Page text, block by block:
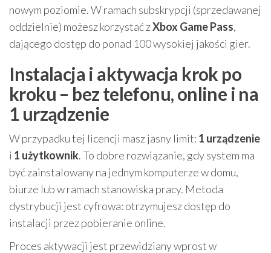
nowym poziomie. W ramach subskrypcji (sprzedawanej
oddzielnie) możesz korzystać zXbox Game Pass,
dającego dostęp do ponad 100 wysokiej jakości gier.
Instalacja i aktywacja krok po
kroku – bez telefonu, online i na
1 urządzenie
W przypadku tej licencji masz jasny limit: 1 urządzenie
i 1 użytkownik. To dobre rozwiązanie, gdy system ma
być zainstalowany na jednym komputerze w domu,
biurze lub w ramach stanowiska pracy. Metoda
dystrybucji jest cyfrowa: otrzymujesz dostęp do
instalacji przez pobieranie online.
Proces aktywacji jest przewidziany wprost w